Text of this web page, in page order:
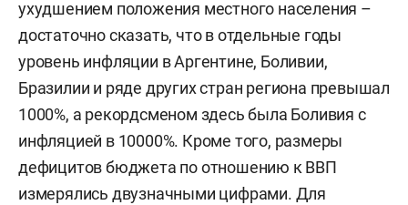
ухудшением положения местного населения –
достаточно сказать, что в отдельные годы
уровень инфляции в Аргентине, Боливии,
Бразилии и ряде других стран региона превышал
1000%, а рекордсменом здесь была Боливия с
инфляцией в 10000%. Кроме того, размеры
дефицитов бюджета по отношению к ВВП
измерялись двузначными цифрами. Для